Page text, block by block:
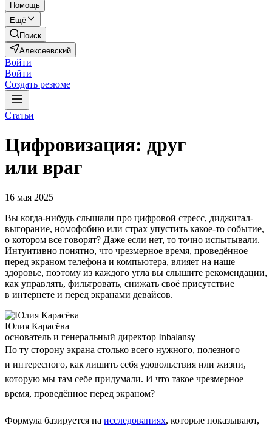
Помощь
Ещё
Поиск
Алексеевский
Войти
Войти
Создать резюме
Статьи
Цифровизация: друг
или враг
16 мая 2025
Вы когда-нибудь слышали про цифровой стресс, диджитал-
выгорание, номофобию или страх упустить какое-то событие,
о котором все говорят? Даже если нет, то точно испытывали.
Интуитивно понятно, что чрезмерное время, проведённое
перед экраном телефона и компьютера, влияет на наше
здоровье, поэтому из каждого угла вы слышите рекомендации,
как управлять, фильтровать, снижать своё присутствие
в интернете и перед экранами девайсов.
Юлия Карасёва
основатель и генеральный директор Inbalansy
По ту сторону экрана столько всего нужного, полезного
и интересного, как лишить себя удовольствия или жизни,
которую мы там себе придумали. И что такое чрезмерное
время, проведённое перед экраном?
Формула базируется на исследованиях, которые показывают,